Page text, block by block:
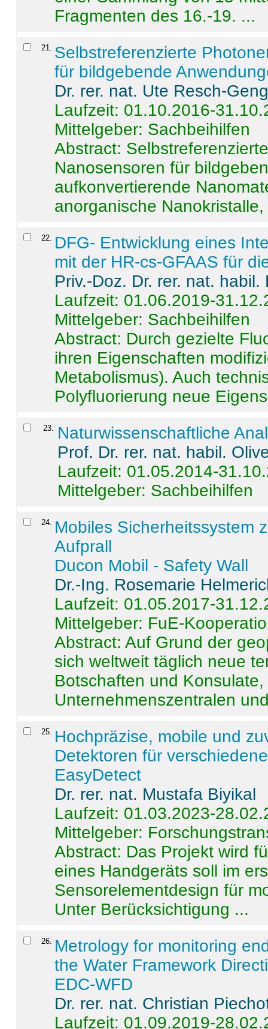
Fragmenten des 16.-19. ...
21
Selbstreferenzierte
für bildgebende
Dr. rer. nat. Ute Resch-
Laufzeit: 01.10.2016-
Mittelgeber: Sachbeihilfen
Abstract:
Nanosensoren für
aufkonvertierende
anorganische
22
DFG- Entwicklung eines
mit der HR-cs-GFAAS für
Priv.-Doz. Dr. rer. nat.
Laufzeit: 01.06.2019-
Mittelgeber: Sachbeihilfen
Abstract: Durch gezielte
ihren Eigenschaften
Metabolismus). Auch
Polyfluorierung neue
23. Naturwissenschaftliche
Prof. Dr. rer. nat. habil.
Laufzeit: 01.05.2014-
Mittelgeber: Sachbeihilfen
24. Mobiles Sicherheitssystem
Aufprall
Ducon Mobil - Safety Wall
Dr.-Ing. Rosemarie
Laufzeit: 01.05.2017-
Mittelgeber: FuE-
Abstract:Auf Grund der
sich weltweit täglich neue
Botschaften und
Unternehmenszentralen
25. Hochpräzise, mobile und
Detektoren für
EasyDetect
Dr. rer. nat. Mustafa Biyikal
Laufzeit: 01.03.2023-
Mittelgeber:
Abstract: Das Projekt wird
eines Handgeräts soll im
Sensorelementdesign für
Unter Berücksichtigung ...
26. Metrology for monitoring
the Water Framework
EDC-WFD
Dr. rer. nat. Christian
Laufzeit: 01.09.2019-